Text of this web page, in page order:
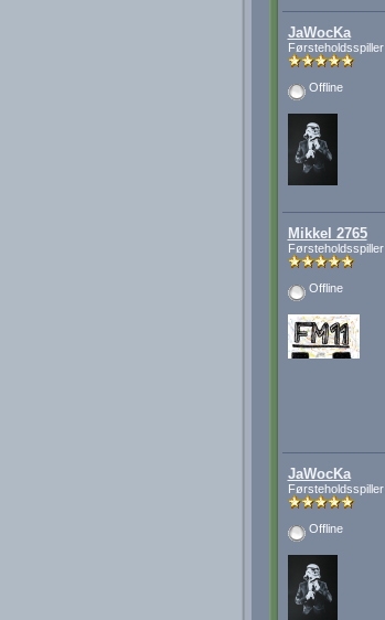
JaWocKa
Førsteholdsspiller
Offline
Mikkel 2765
Førsteholdsspiller
Offline
JaWocKa
Førsteholdsspiller
Offline